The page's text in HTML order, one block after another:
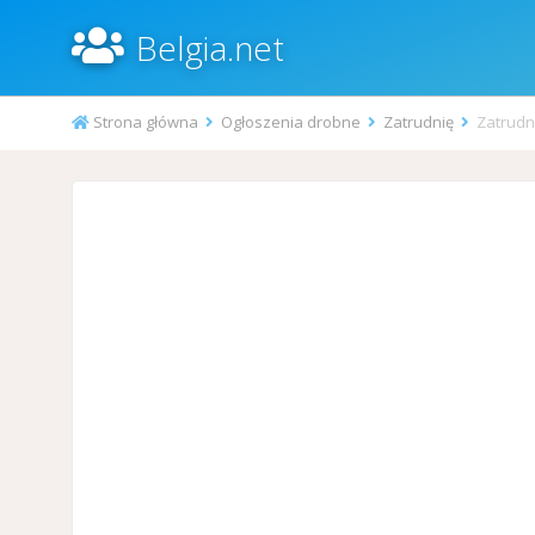
Belgia.net
Strona główna Ogłoszenia drobne Zatrudnię